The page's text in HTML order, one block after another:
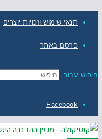
תנאי שימוש וזכויות יוצרים
פרסם באתר
חיפוש עבור:
Facebook